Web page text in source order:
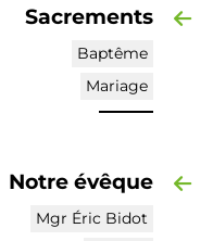
Sacrements
Baptême
Mariage
Notre évêque
Mgr Éric Bidot